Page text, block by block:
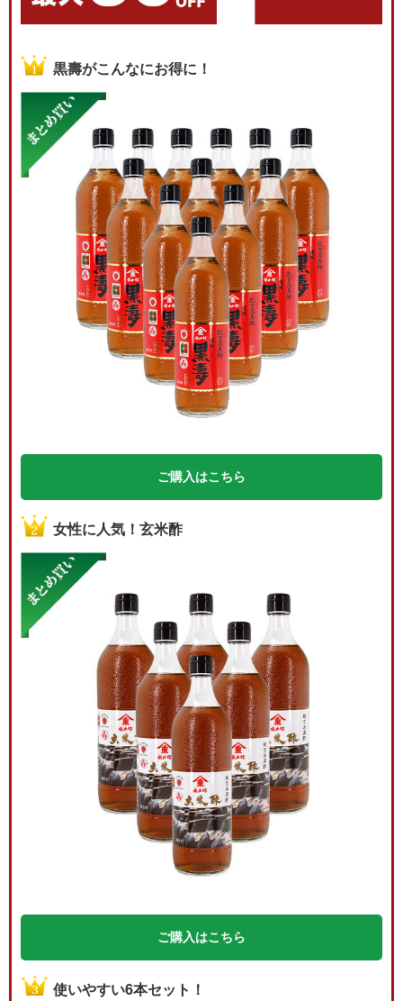
黒壽がこんなにお得に！
ご購入はこちら
女性に人気！玄米酢
ご購入はこちら
使いやすい6本セット！